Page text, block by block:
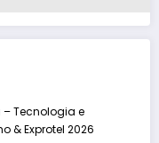
Tecnologia e
& Exprotel 2026